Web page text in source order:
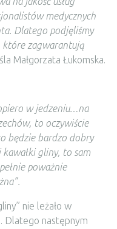
medycznych
Dlatego podjęliśmy
które zagwarantują
Małgorzata Łukomska.
w jedzeniu…na
to oczywiście
będzie bardzo dobry
gliny, to sam
poważnie
nie leżało w
Dlatego następnym